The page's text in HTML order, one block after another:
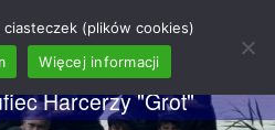
im. gen.
Sosabowskiego
Harcerzy "Grot"
(plików cookies)
Więcej informacji